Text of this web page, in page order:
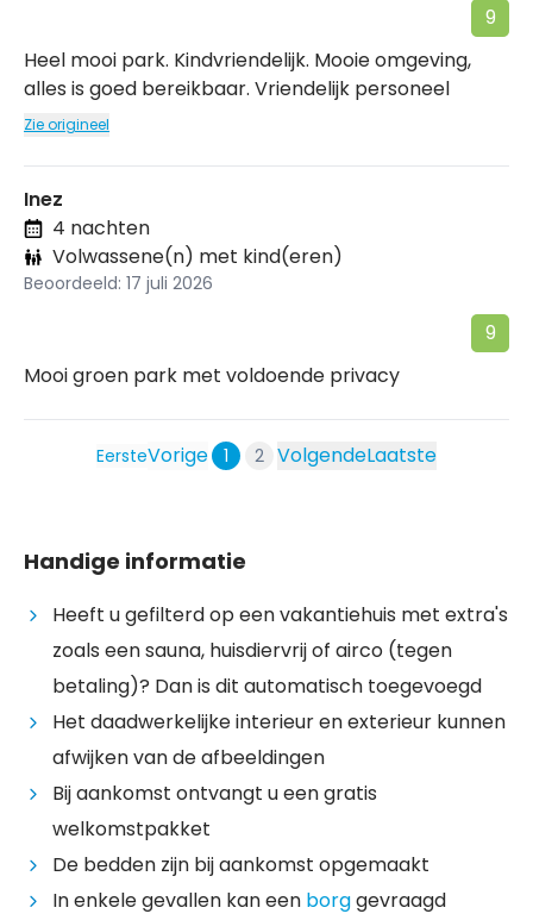
9
Heel mooi park. Kindvriendelijk. Mooie omgeving,
alles is goed bereikbaar. Vriendelijk personeel
Zie origineel
Inez
4 nachten
Volwassene(n) met kind(eren)
Beoordeeld: 17 juli 2026
9
Mooi groen park met voldoende privacy
EersteVorige 1 2 VolgendeLaatste
Handige informatie
Heeft u gefilterd op een vakantiehuis met extra's
zoals een sauna, huisdiervrij of airco (tegen
betaling)? Dan is dit automatisch toegevoegd
Het daadwerkelijke interieur en exterieur kunnen
afwijken van de afbeeldingen
Bij aankomst ontvangt u een gratis
welkomstpakket
De bedden zijn bij aankomst opgemaakt
In enkele gevallen kan een borggevraagd